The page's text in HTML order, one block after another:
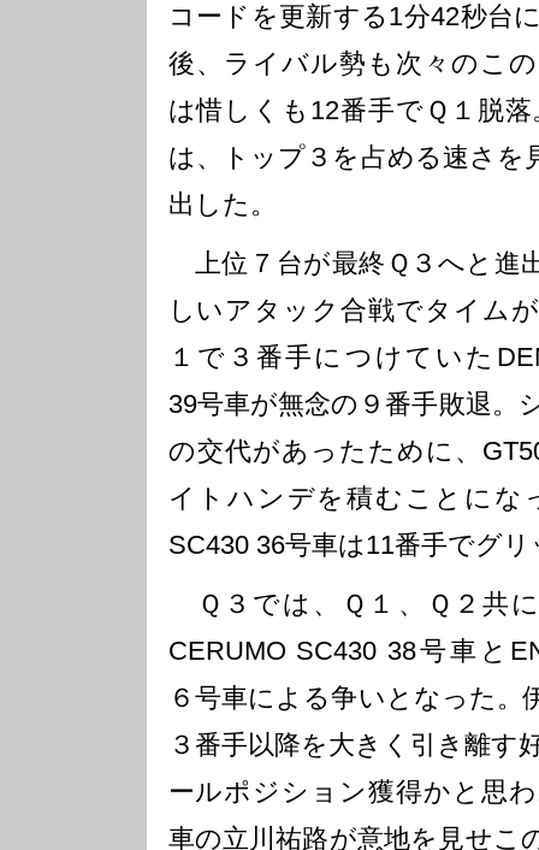
コードを更新する1分42秒台
後、ライバル勢も次々のこ
は惜しくも12番手でＱ１脱
は、トップ３を占める速さを
出した。
上位７台が最終Ｑ３へと進
しいアタック合戦でタイム
１で３番手につけていた
39号車が無念の９番手敗退。
の交代があったために、
イトハンデを積むことにな
SC430 36号車は11番手でグ
Ｑ３では、Ｑ１、Ｑ２共
CERUMO SC430 38号車と
６号車による争いとなった。
３番手以降を大きく引き離す
ールポジション獲得かと思
車の立川祐路が意地を見せこ